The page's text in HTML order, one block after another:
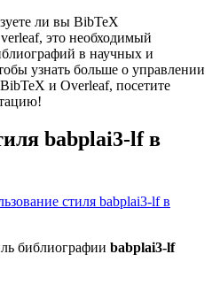
ли вы BibTeX
это необходимый
в научных и
узнать больше о управлении
и Overleaf, посетите
babplai3-lfв
стиля babplai3-lf в
библиографии babplai3-lf